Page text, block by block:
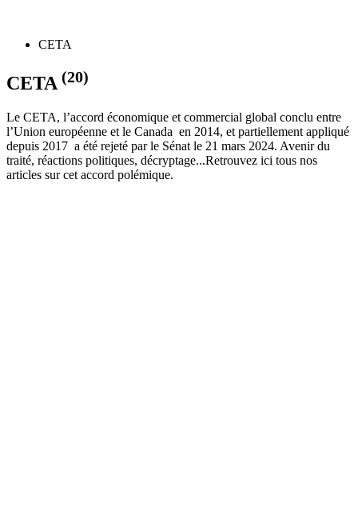
CETA
CETA(20)
Le CETA, l’accord économique et commercial global conclu entre
l’Union européenne et le Canada en 2014, et partiellement appliqué
depuis 2017 a été rejeté par le Sénat le 21 mars 2024. Avenir du
traité, réactions politiques, décryptage...Retrouvez ici tous nos
articles sur cet accord polémique.